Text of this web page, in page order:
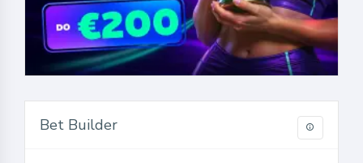
Bet Builder